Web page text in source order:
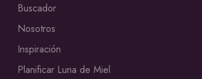
Buscador
Nosotros
Inspiración
Planificar Luna de Miel